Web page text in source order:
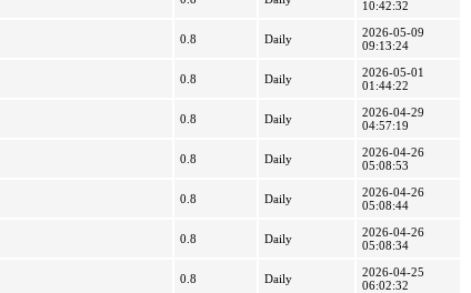
10:42:32
0.8 Daily
2026-05-09
09:13:24
0.8 Daily
2026-05-01
01:44:22
0.8 Daily
2026-04-29
04:57:19
0.8 Daily
2026-04-26
05:08:53
0.8 Daily
2026-04-26
05:08:44
0.8 Daily
2026-04-26
05:08:34
0.8 Daily
2026-04-25
06:02:32